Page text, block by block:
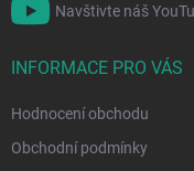
Navštivte náš
INFORMACE PRO VÁS
Hodnocení obchodu
Obchodní podmínky